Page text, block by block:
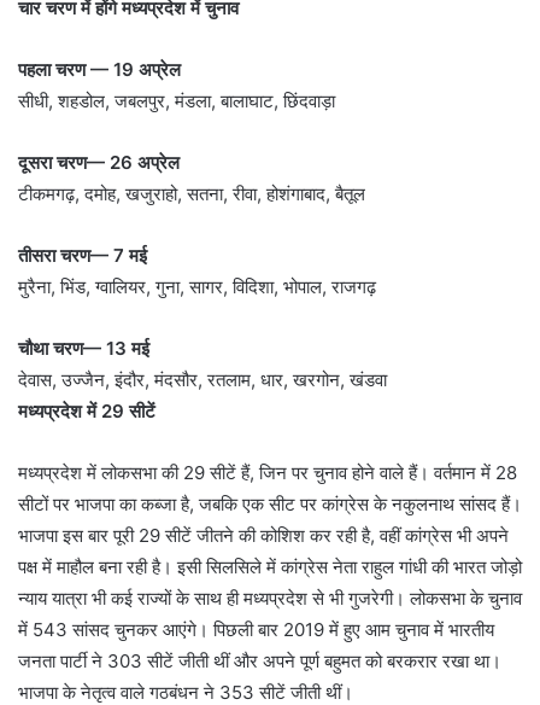
चार चरण में होंगे मध्यप्रदेश में चुनाव
पहला चरण — 19 अप्रेल
सीधी, शहडोल, जबलपुर, मंडला, बालाघाट, छिंदवाड़ा
दूसरा चरण— 26 अप्रेल
टीकमगढ़, दमोह, खजुराहो, सतना, रीवा, होशंगाबाद, बैतूल
तीसरा चरण— 7 मई
मुरैना, भिंड, ग्वालियर, गुना, सागर, विदिशा, भोपाल, राजगढ़
चौथा चरण— 13 मई
देवास, उज्जैन, इंदौर, मंदसौर, रतलाम, धार, खरगोन, खंडवा
मध्यप्रदेश में 29 सीटें
मध्यप्रदेश में लोकसभा की 29 सीटें हैं, जिन पर चुनाव होने वाले हैं। वर्तमान में 28
सीटों पर भाजपा का कब्जा है, जबकि एक सीट पर कांग्रेस के नकुलनाथ सांसद हैं।
भाजपा इस बार पूरी 29 सीटें जीतने की कोशिश कर रही है, वहीं कांग्रेस भी अपने
पक्ष में माहौल बना रही है। इसी सिलसिले में कांग्रेस नेता राहुल गांधी की भारत जोड़ो
न्याय यात्रा भी कई राज्यों के साथ ही मध्यप्रदेश से भी गुजरेगी। लोकसभा के चुनाव
में 543 सांसद चुनकर आएंगे। पिछली बार 2019 में हुए आम चुनाव में भारतीय
जनता पार्टी ने 303 सीटें जीती थीं और अपने पूर्ण बहुमत को बरकरार रखा था।
भाजपा के नेतृत्व वाले गठबंधन ने 353 सीटें जीती थीं।